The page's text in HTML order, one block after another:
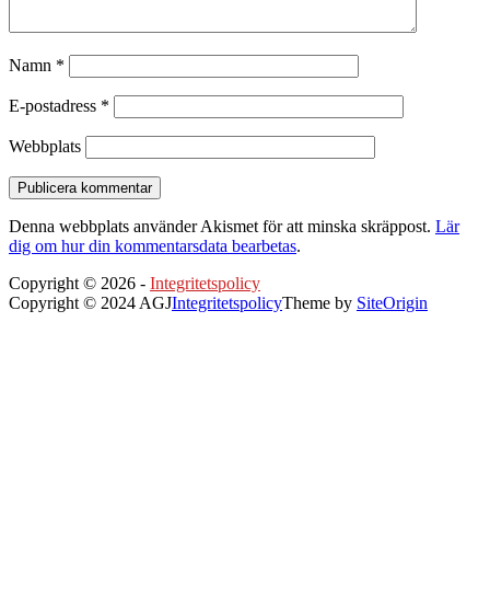
Namn *
E-postadress *
Webbplats
Denna webbplats använder Akismet för att minska skräppost. Lär
dig om hur din kommentarsdata bearbetas.
Copyright © 2026 - Integritetspolicy
Copyright © 2024 AGJIntegritetspolicyTheme by SiteOrigin